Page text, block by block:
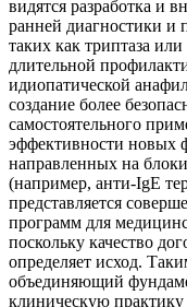
видятся разработка и
ранней диагностики и
таких как триптаза
длительной
идиопатической
создание более
самостоятельного
эффективности новых
направленных на
(например, анти-IgE
представляется
программ для
поскольку качество
определяет исход.
объединяющий
клиническую практику